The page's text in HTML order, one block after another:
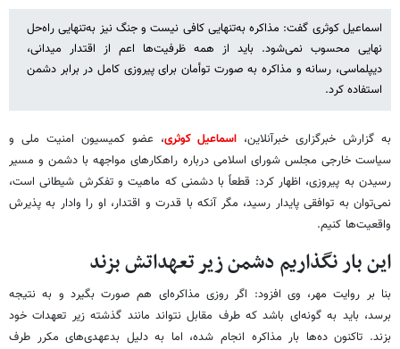
اسماعیل کوثری گفت: مذاکره به‌تنهایی کافی نیست و جنگ نیز به‌تنهایی راه‌حل
نهایی محسوب نمی‌شود. باید از همه ظرفیت‌ها اعم از اقتدار میدانی،
دیپلماسی، رسانه و مذاکره به صورت توأمان برای پیروزی کامل در برابر دشمن
استفاده کرد.
به گزارش خبرگزاری خبرآنلاین، اسماعیل کوثری، عضو کمیسیون امنیت ملی و
سیاست خارجی مجلس شورای اسلامی درباره راهکارهای مواجهه با دشمن و مسیر
رسیدن به پیروزی، اظهار کرد: قطعاً با دشمنی که ماهیت و تفکرش شیطانی است،
نمی‌توان به توافقی پایدار رسید، مگر آنکه با قدرت و اقتدار، او را وادار به پذیرش
واقعیت‌ها کنیم.
این بار نگذاریم دشمن زیر تعهداتش بزند
بنا بر روایت مهر، وی افزود: اگر روزی مذاکره‌ای هم صورت بگیرد و به نتیجه
برسد، باید به گونه‌ای باشد که طرف مقابل نتواند مانند گذشته زیر تعهدات خود
بزند. تاکنون ده‌ها بار مذاکره انجام شده، اما به دلیل بدعهدی‌های مکرر طرف